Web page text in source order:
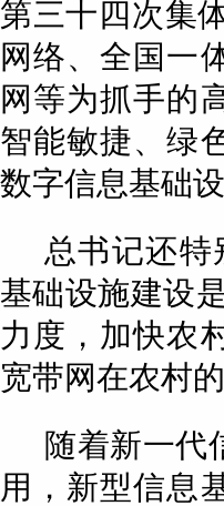
第三十四次集
网络、全国一
网等为抓手的
智能敏捷、绿
数字信息基础设
总书记还特
基础设施建设
力度，加快农
宽带网在农村
随着新一代
用，新型信息